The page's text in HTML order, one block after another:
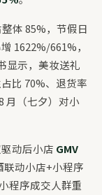
体 85%，节假日
1622%/661%，
显示，美妆送礼
比 70%、退货率
月（七夕）对小
动后小店 GMV
联动小店+小程序
程序成交人群重